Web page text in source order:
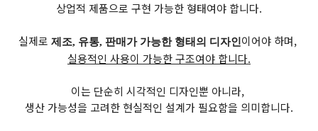
상업적 제품으로 구현 가능한 형태여야 합니다.
실제로 제조, 유통, 판매가 가능한 형태의 디자인 이어야 하며,
실용적인 사용이 가능한 구조여야 합니다.
이는 단순히 시각적인 디자인뿐 아니라,
생산 가능성을 고려한 현실적인 설계가 필요함을 의미합니다.